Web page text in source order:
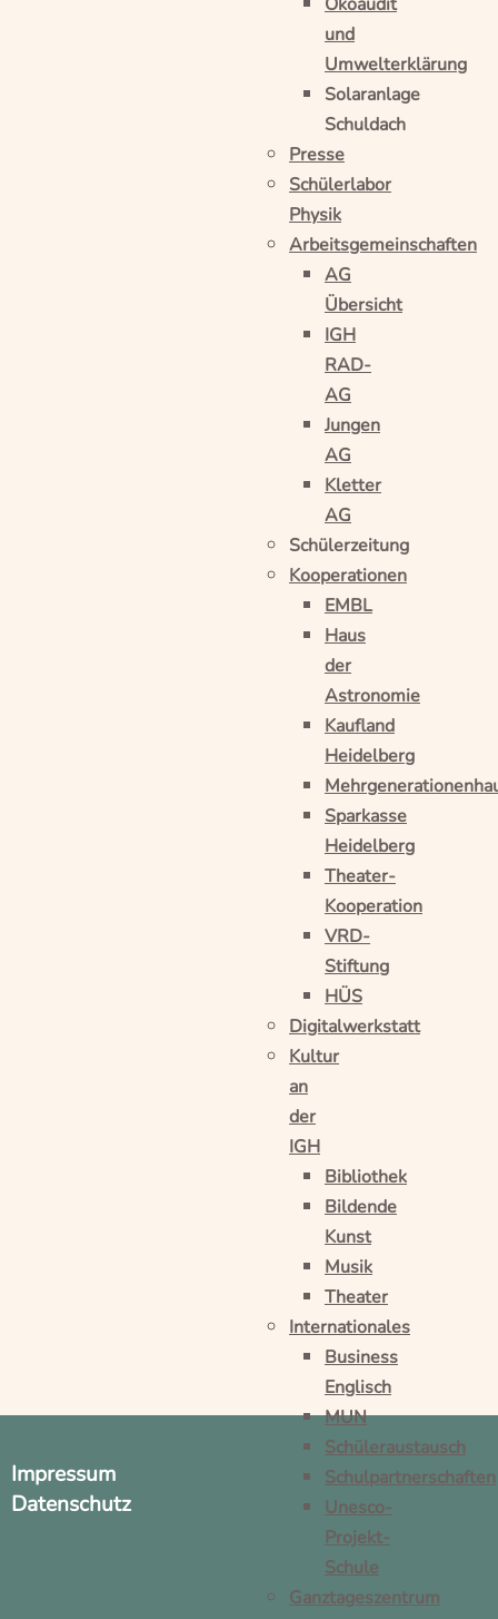
und
Umwelterklärung
Solaranlage
Schuldach
Presse
Schülerlabor
Physik
Arbeitsgemeinschaften
AG
Übersicht
IGH
RAD-
AG
Jungen
AG
Kletter
AG
Schülerzeitung
Kooperationen
EMBL
Haus
der
Astronomie
Kaufland
Heidelberg
Sparkasse
Heidelberg
Theater-
Kooperation
VRD-
Stiftung
HÜS
Digitalwerkstatt
Kultur
an
der
IGH
Bibliothek
Bildende
Kunst
Musik
Theater
Internationales
Business
Englisch
MUN
Schüleraustausch
Schulpartnerschaften
Unesco-
Projekt-
Schule
Ganztageszentrum
Impressum
Datenschutz